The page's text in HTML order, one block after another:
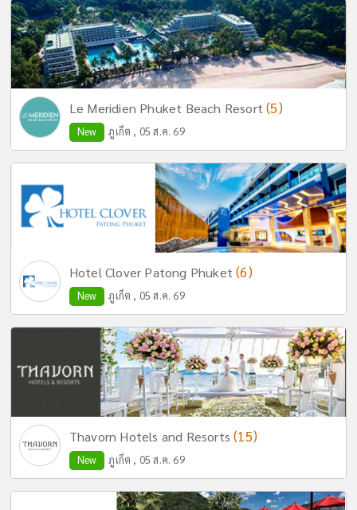
Le Meridien Phuket Beach Resort(5)
New ภูเก็ต , 05 ส.ค. 69
Hotel Clover Patong Phuket(6)
New ภูเก็ต , 05 ส.ค. 69
Thavorn Hotels and Resorts(15)
New ภูเก็ต , 05 ส.ค. 69